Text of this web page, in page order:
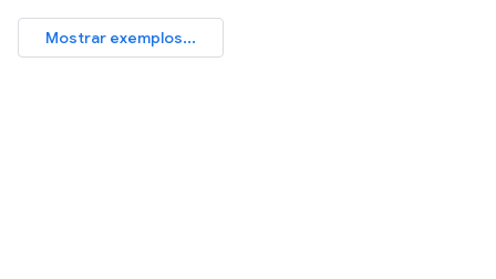
Mostrar exemplos...